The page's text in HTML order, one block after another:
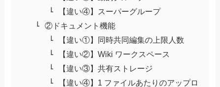
【違い④】スーパーグループ
②ドキュメント機能
【違い①】同時共同編集の上限人数
【違い②】Wiki ワークスペース
【違い③】共有ストレージ
【違い④】1 ファイルあたりのアップロ